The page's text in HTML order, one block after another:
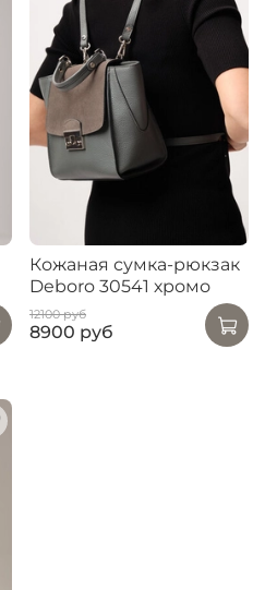
Кожаная сумка-рюкзак
Deboro 30541 хромо
12100 руб
8900 руб